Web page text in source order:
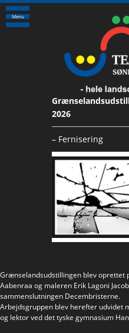
Menu
2026
– Fernisering
Grænselandsudstillingen blev oprettet
Aabenraa og maleren Erik Lagoni
sammenslutningen Decembristerne.
Arbejdsgruppen blev herefter udvidet
og lektor ved det tyske gymnasium